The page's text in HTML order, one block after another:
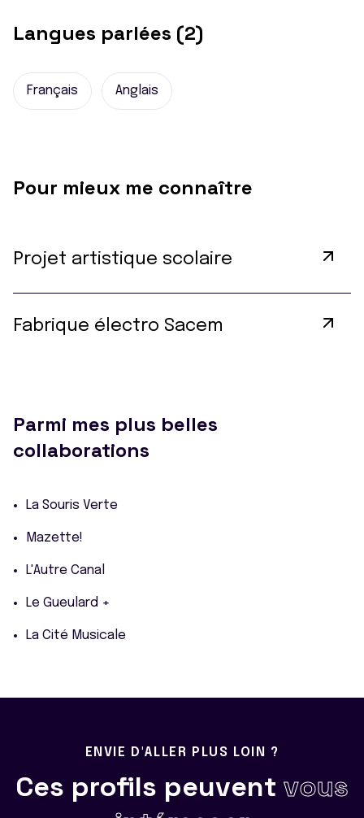
Langues parlées (2)
Français Anglais
Pour mieux me connaître
Projet artistique scolaire
Fabrique électro Sacem
Parmi mes plus belles
collaborations
La Souris Verte
Mazette!
L'Autre Canal
Le Gueulard +
La Cité Musicale
ENVIE D'ALLER PLUS LOIN ?
Ces profils peuvent vous